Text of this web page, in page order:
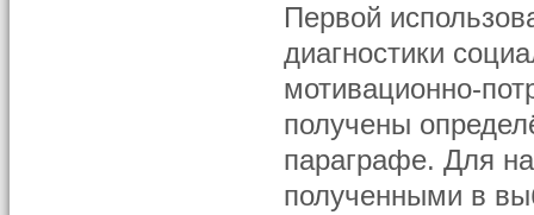
Первой
диагностики
мотивационно-
получены
параграфе. Для
полученными в